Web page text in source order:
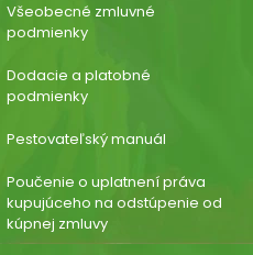
Všeobecné zmluvné
podmienky
Dodacie a platobné
podmienky
Pestovateľský manuál
Poučenie o uplatnení práva
kupujúceho na odstúpenie od
kúpnej zmluvy